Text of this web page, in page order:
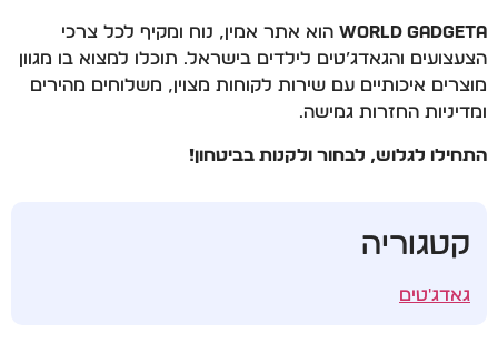
World Gadgeta הוא אתר אמין, נוח ומקיף לכל צרכי
הצעצועים והגאדג’טים לילדים בישראל. תוכלו למצוא בו מגוון
מוצרים איכותיים עם שירות לקוחות מצוין, משלוחים מהירים
ומדיניות החזרות גמישה.
התחילו לגלוש, לבחור ולקנות בביטחון!
קטגוריה
גאדג'טים